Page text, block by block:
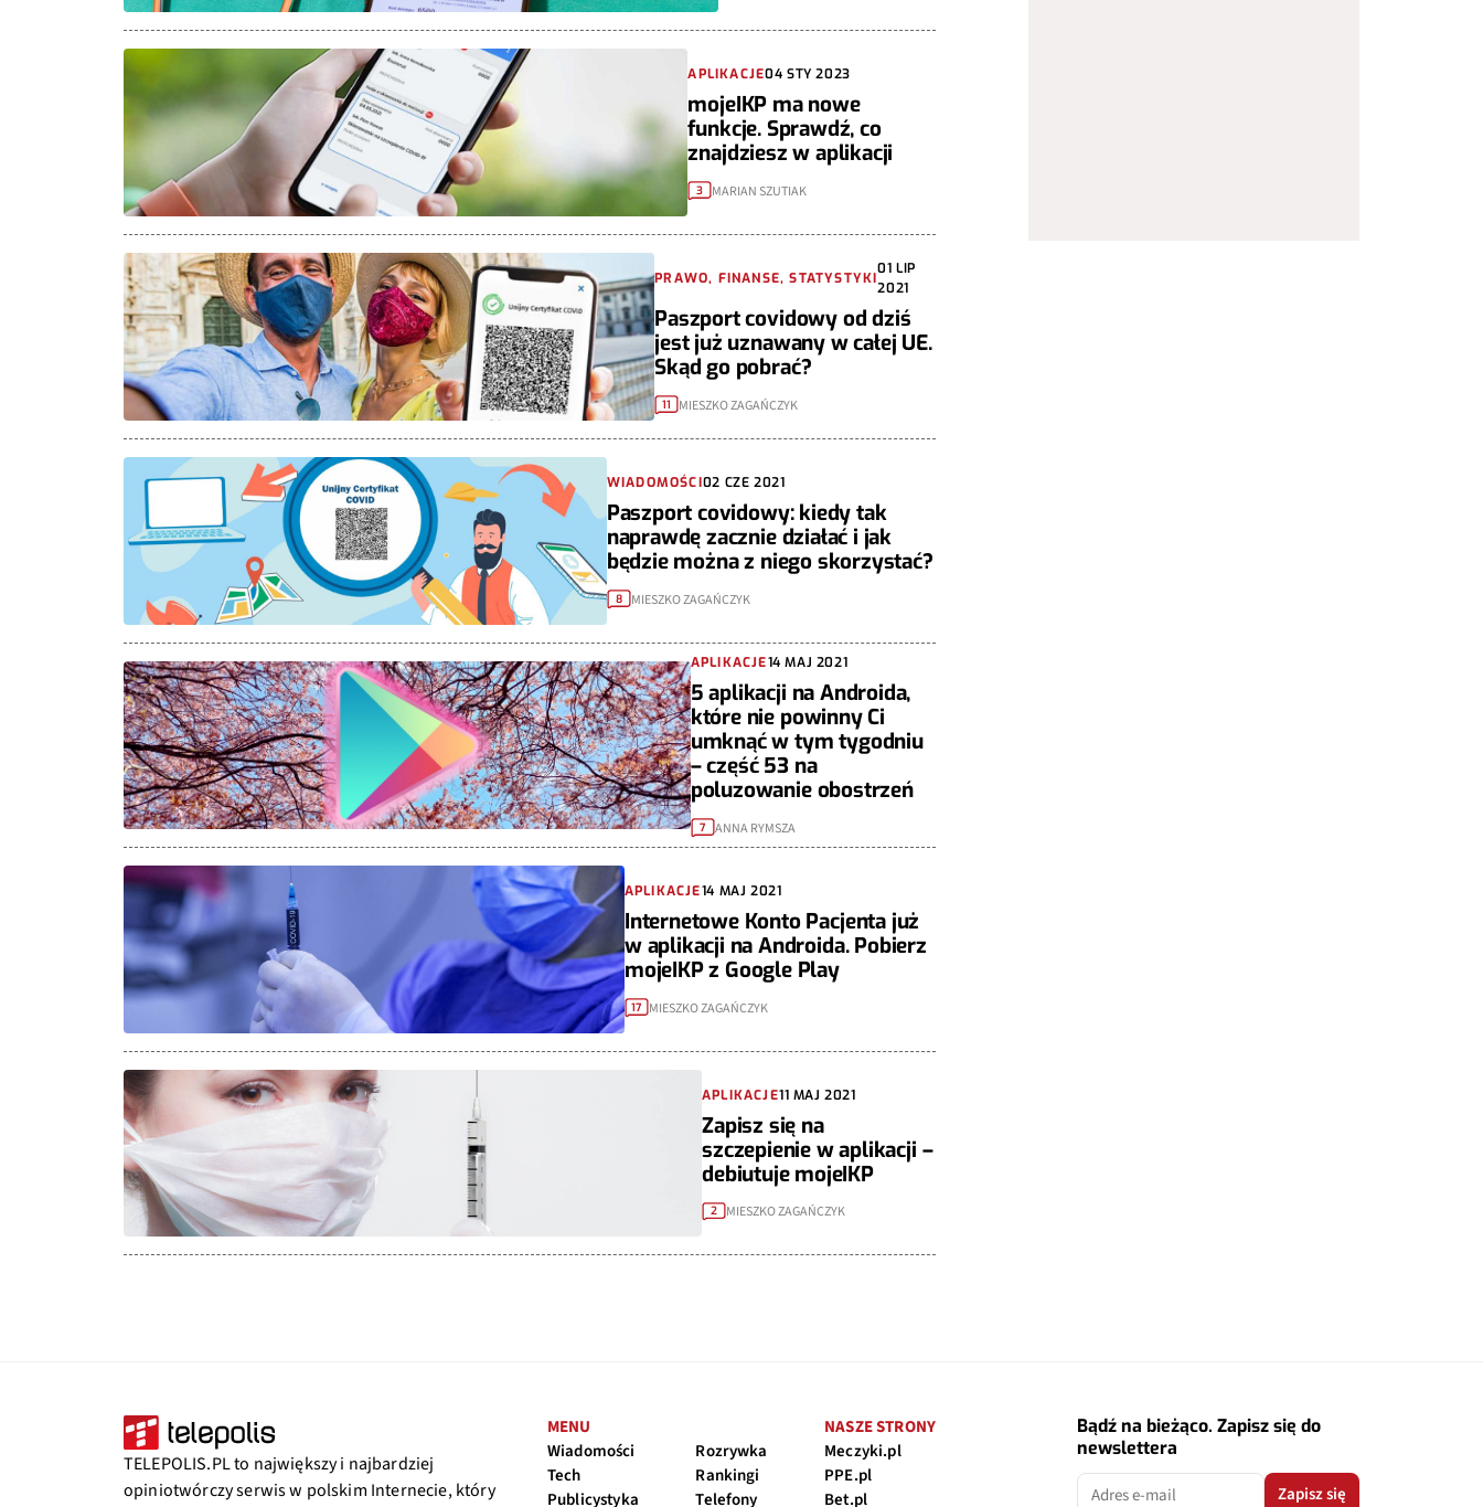
APLIKACJE04 STY 2023
mojeIKP ma nowe
funkcje. Sprawdź, co
znajdziesz w aplikacji
3 MARIAN SZUTIAK
PRAWO, FINANSE, STATYSTYKI
01 LIP
2021
Paszport covidowy od dziś
jest już uznawany w całej UE.
Skąd go pobrać?
11 MIESZKO ZAGAŃCZYK
WIADOMOŚCI02 CZE 2021
Paszport covidowy: kiedy tak
naprawdę zacznie działać i jak
będzie można z niego skorzystać?
8 MIESZKO ZAGAŃCZYK
APLIKACJE14 MAJ 2021
5 aplikacji na Androida,
które nie powinny Ci
umknąć w tym tygodniu
– część 53 na
poluzowanie obostrzeń
7 ANNA RYMSZA
APLIKACJE14 MAJ 2021
Internetowe Konto Pacjenta już
w aplikacji na Androida. Pobierz
mojeIKP z Google Play
17 MIESZKO ZAGAŃCZYK
APLIKACJE11 MAJ 2021
Zapisz się na
szczepienie w aplikacji –
debiutuje mojeIKP
2 MIESZKO ZAGAŃCZYK
TELEPOLIS.PL to największy i najbardziej
opiniotwórczy serwis w polskim Internecie, który
MENU
Wiadomości
Tech
Publicystyka
Rozrywka
Rankingi
Telefony
NASZE STRONY
Meczyki.pl
PPE.pl
Bet.pl
Bądź na bieżąco. Zapisz się do
newslettera
Zapisz się